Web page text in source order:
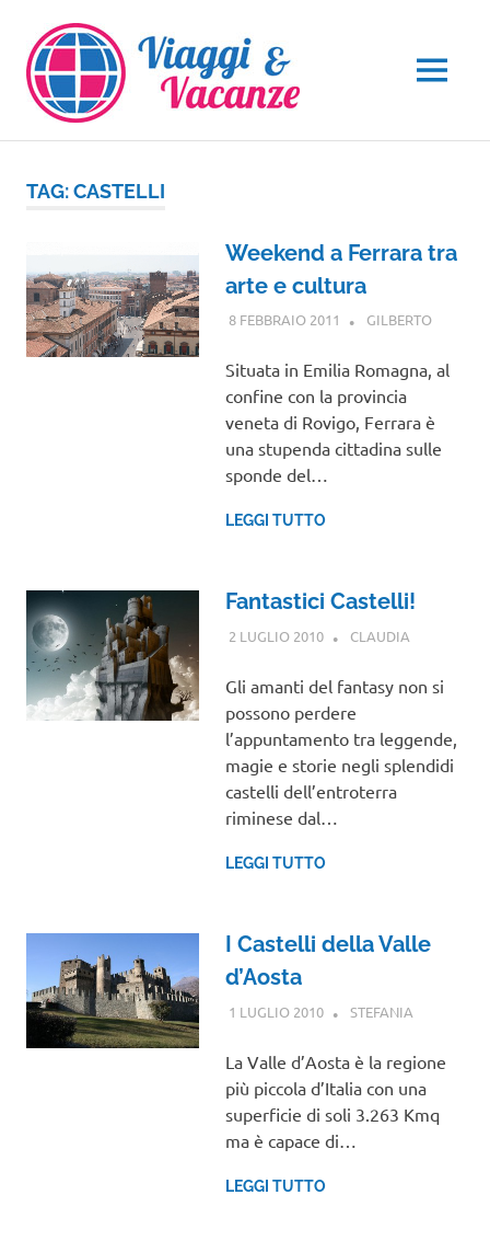
contenuto
MENU
TAG:CASTELLI
Weekend a Ferrara tra
arte e cultura
8 FEBBRAIO 2011 GILBERTOEMILIA
Situata in Emilia Romagna, al
confine con la provincia
veneta di Rovigo, Ferrara è
una stupenda cittadina sulle
sponde del…
LEGGI TUTTO
Fantastici Castelli!
2 LUGLIO 2010 CLAUDIA
Gli amanti del fantasy non si
possono perdere
l’appuntamento tra leggende,
magie e storie negli splendidi
castelli dell’entroterra
riminese dal…
LEGGI TUTTO
I Castelli della Valle
d’Aosta
1 LUGLIO 2010 STEFANIA
La Valle d’Aosta è la regione
più piccola d’Italia con una
superficie di soli 3.263 Kmq
ma è capace di…
LEGGI TUTTO